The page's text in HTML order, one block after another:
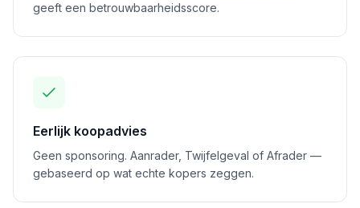
geeft een betrouwbaarheidsscore.
Eerlijk koopadvies
Geen sponsoring. Aanrader, Twijfelgeval of Afrader —
gebaseerd op wat echte kopers zeggen.